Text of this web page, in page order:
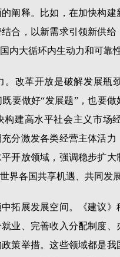
阐释。比如，在加快构
合，以新需求引领新供
内大循环内生动力和可靠
改革开放是破解发展瓶
要做好“发展题”，也要
构建高水平社会主义市场
分激发各类经营主体活
开放领域，强调稳步扩
界各国共享机遇、共同发
拓展发展空间。《建议
业、完善收入分配制度
策举措。这些领域都是